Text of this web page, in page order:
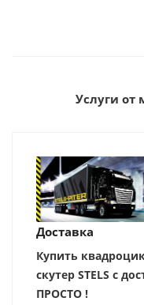
Услуги от
Доставка
Купить
скутер STELS с
ПРОСТО !